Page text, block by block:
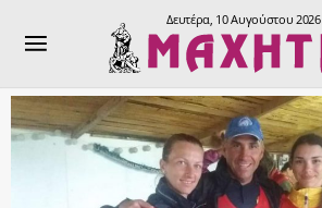
Δευτέρα, 10 Αυγούστου 2026